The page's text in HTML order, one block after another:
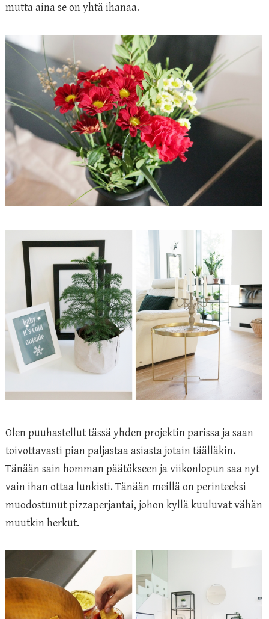
mutta aina se on yhtä ihanaa.
Olen puuhastellut tässä yhden projektin parissa ja saan
toivottavasti pian paljastaa asiasta jotain täälläkin.
Tänään sain homman päätökseen ja viikonlopun saa nyt
vain ihan ottaa lunkisti. Tänään meillä on perinteeksi
muodostunut pizzaperjantai, johon kyllä kuuluvat vähän
muutkin herkut.